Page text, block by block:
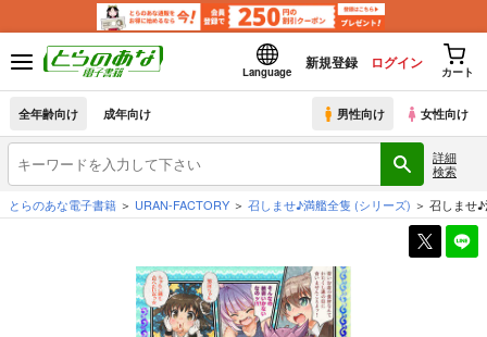
Language
新規登録 ログイン
カート
全年齢向け 成年向け 男性向け 女性向け
詳細
検索
とらのあな電子書籍
URAN-FACTORY 召しませ♪満艦全隻 (シリーズ) 召しませ